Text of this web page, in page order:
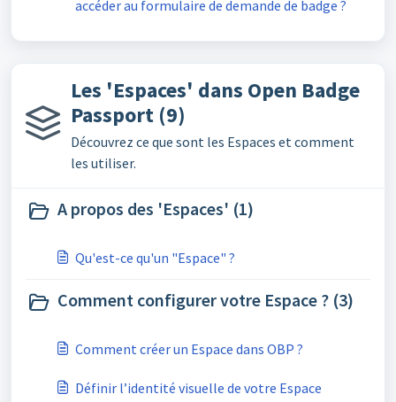
accéder au formulaire de demande de badge ?
Les 'Espaces' dans Open Badge
Passport (9)
Découvrez ce que sont les Espaces et comment
les utiliser.
A propos des 'Espaces' (1)
Qu'est-ce qu'un "Espace" ?
Comment configurer votre Espace ? (3)
Comment créer un Espace dans OBP ?
Définir l’identité visuelle de votre Espace